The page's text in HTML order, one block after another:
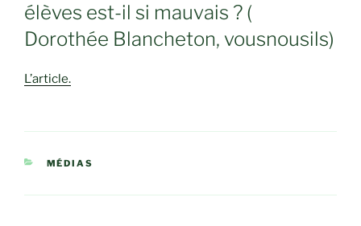
élèves est-il si mauvais ? (
Dorothée Blancheton, vousnousils)
L’article.
CATÉGORIES
MÉDIAS